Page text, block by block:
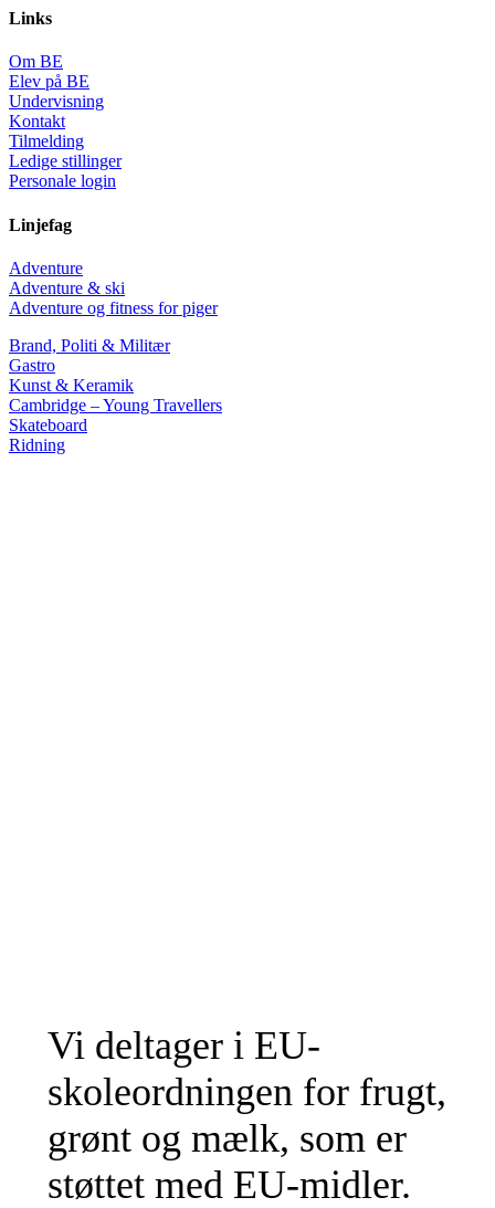
Links
Om BE
Elev på BE
Undervisning
Kontakt
Tilmelding
Ledige stillinger
Personale login
Linjefag
Adventure
Adventure & ski
Adventure og fitness for piger
Brand, Politi & Militær
Gastro
Kunst & Keramik
Cambridge – Young Travellers
Skateboard
Ridning
Vi deltager i EU-
skoleordningen for frugt,
grønt og mælk, som er
støttet med EU-midler.